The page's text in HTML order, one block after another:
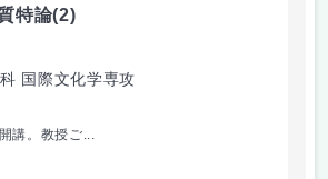
特論(2)
国際文化学専攻
講。教授ご...